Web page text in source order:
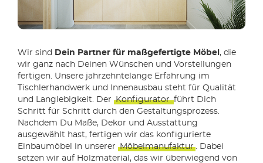
Wir sind Dein Partner für maßgefertigte Möbel , die
wir ganz nach Deinen Wünschen und Vorstellungen
fertigen. Unsere jahrzehntelange Erfahrung im
Tischlerhandwerk und Innenausbau steht für Qualität
und Langlebigkeit. Der Konfigurator führt Dich
Schritt für Schritt durch den Gestaltungsprozess.
Nachdem Du Maße, Dekor und Ausstattung
ausgewählt hast, fertigen wir das konfigurierte
Einbaumöbel in unserer Möbelmanufaktur . Dabei
setzen wir auf Holzmaterial, das wir überwiegend von